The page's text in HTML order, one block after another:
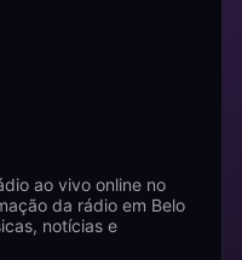
ao vivo online no
da rádio em Belo
notícias e